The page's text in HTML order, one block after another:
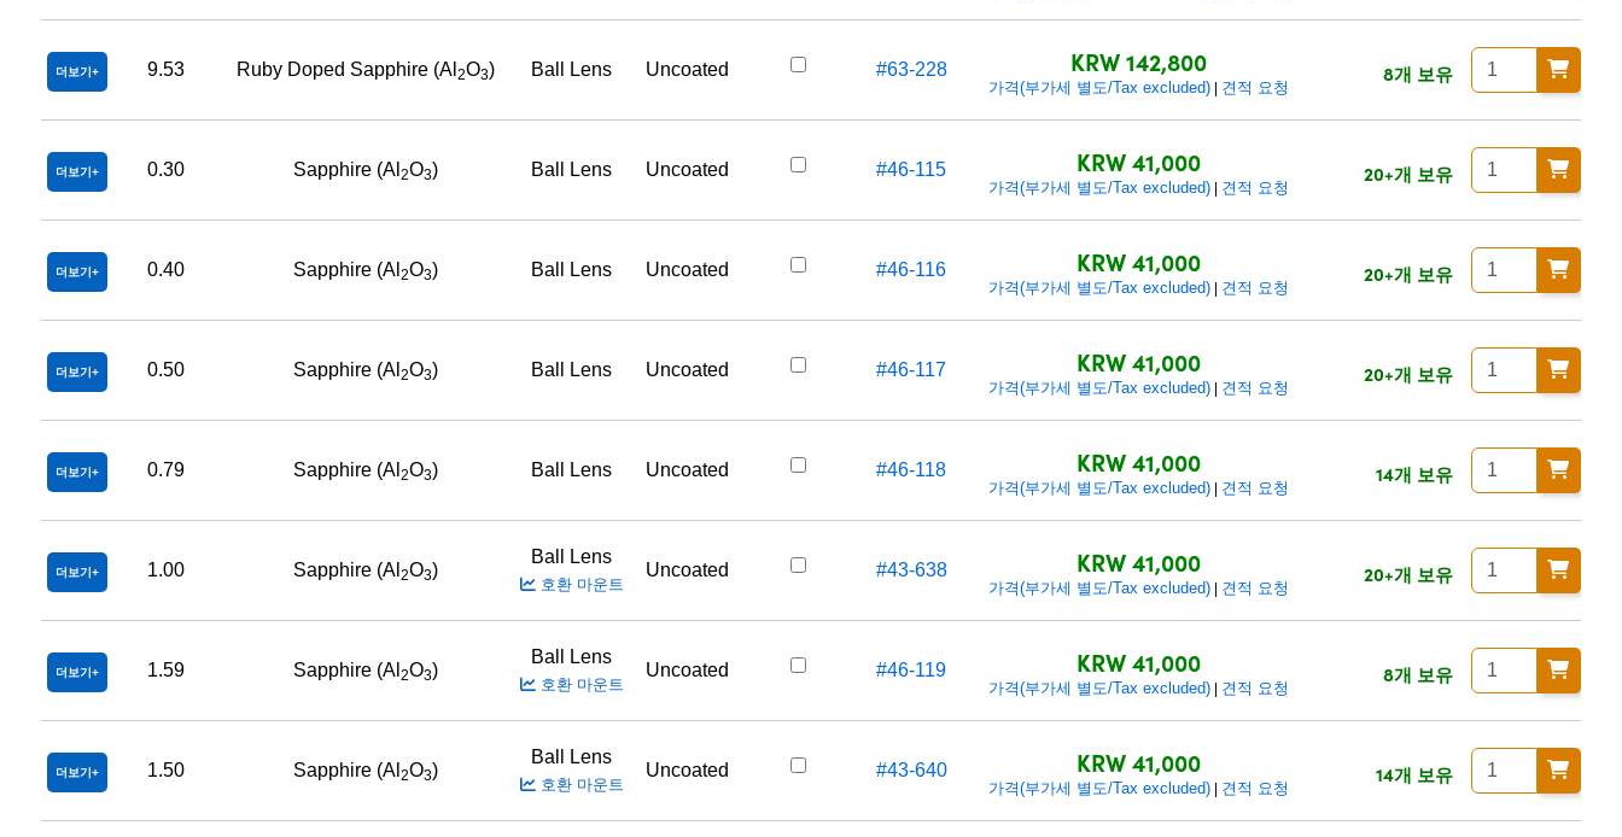
더보기 9.53 Ruby Doped Sapphire (Al 2O3) Ball Lens Uncoated #63-228 KRW 142,800
가격(부가세 별도/Tax excluded) 견적 요청
8개 보유
더보기 0.30 Sapphire (Al 2O3) Ball Lens Uncoated #46-115 KRW 41,000
가격(부가세 별도/Tax excluded) 견적 요청
20+개 보유
더보기 0.40 Sapphire (Al 2O3) Ball Lens Uncoated #46-116 KRW 41,000
가격(부가세 별도/Tax excluded) 견적 요청
20+개 보유
더보기 0.50 Sapphire (Al 2O3) Ball Lens Uncoated #46-117 KRW 41,000
가격(부가세 별도/Tax excluded) 견적 요청
20+개 보유
더보기 0.79 Sapphire (Al 2O3) Ball Lens Uncoated #46-118 KRW 41,000
가격(부가세 별도/Tax excluded) 견적 요청
14개 보유
더보기 1.00 Sapphire (Al 2O3)
Ball Lens
호환 마운트
Uncoated #43-638 KRW 41,000
가격(부가세 별도/Tax excluded) 견적 요청
20+개 보유
더보기 1.59 Sapphire (Al 2O3)
Ball Lens
호환 마운트
Uncoated #46-119 KRW 41,000
가격(부가세 별도/Tax excluded) 견적 요청
8개 보유
더보기 1.50 Sapphire (Al 2O3)
Ball Lens
호환 마운트
Uncoated #43-640 KRW 41,000
가격(부가세 별도/Tax excluded) 견적 요청
14개 보유